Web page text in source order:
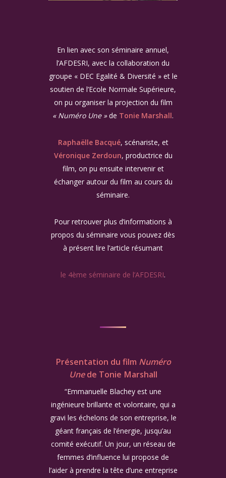
En lien avec son séminaire annuel,
l’AFDESRI, avec la collaboration du
groupe « DEC Egalité & Diversité » et le
soutien de l’Ecole Normale Supérieure,
on pu organiser la projection du film
« Numéro Une »de Tonie Marshall.
Raphaëlle Bacqué, scénariste, et
Véronique Zerdoun, productrice du
film, on pu ensuite intervenir et
échanger autour du film au cours du
séminaire.
Pour retrouver plus d’informations à
propos du séminaire vous pouvez dès
à présent lire l’article résumant
le 4ème séminaire de l’AFDESRI.
Présentation du film Numéro
Unede Tonie Marshall
“Emmanuelle Blachey est une
ingénieure brillante et volontaire, qui a
gravi les échelons de son entreprise, le
géant français de l’énergie, jusqu’au
comité exécutif. Un jour, un réseau de
femmes d’influence lui propose de
l’aider à prendre la tête d’une entreprise